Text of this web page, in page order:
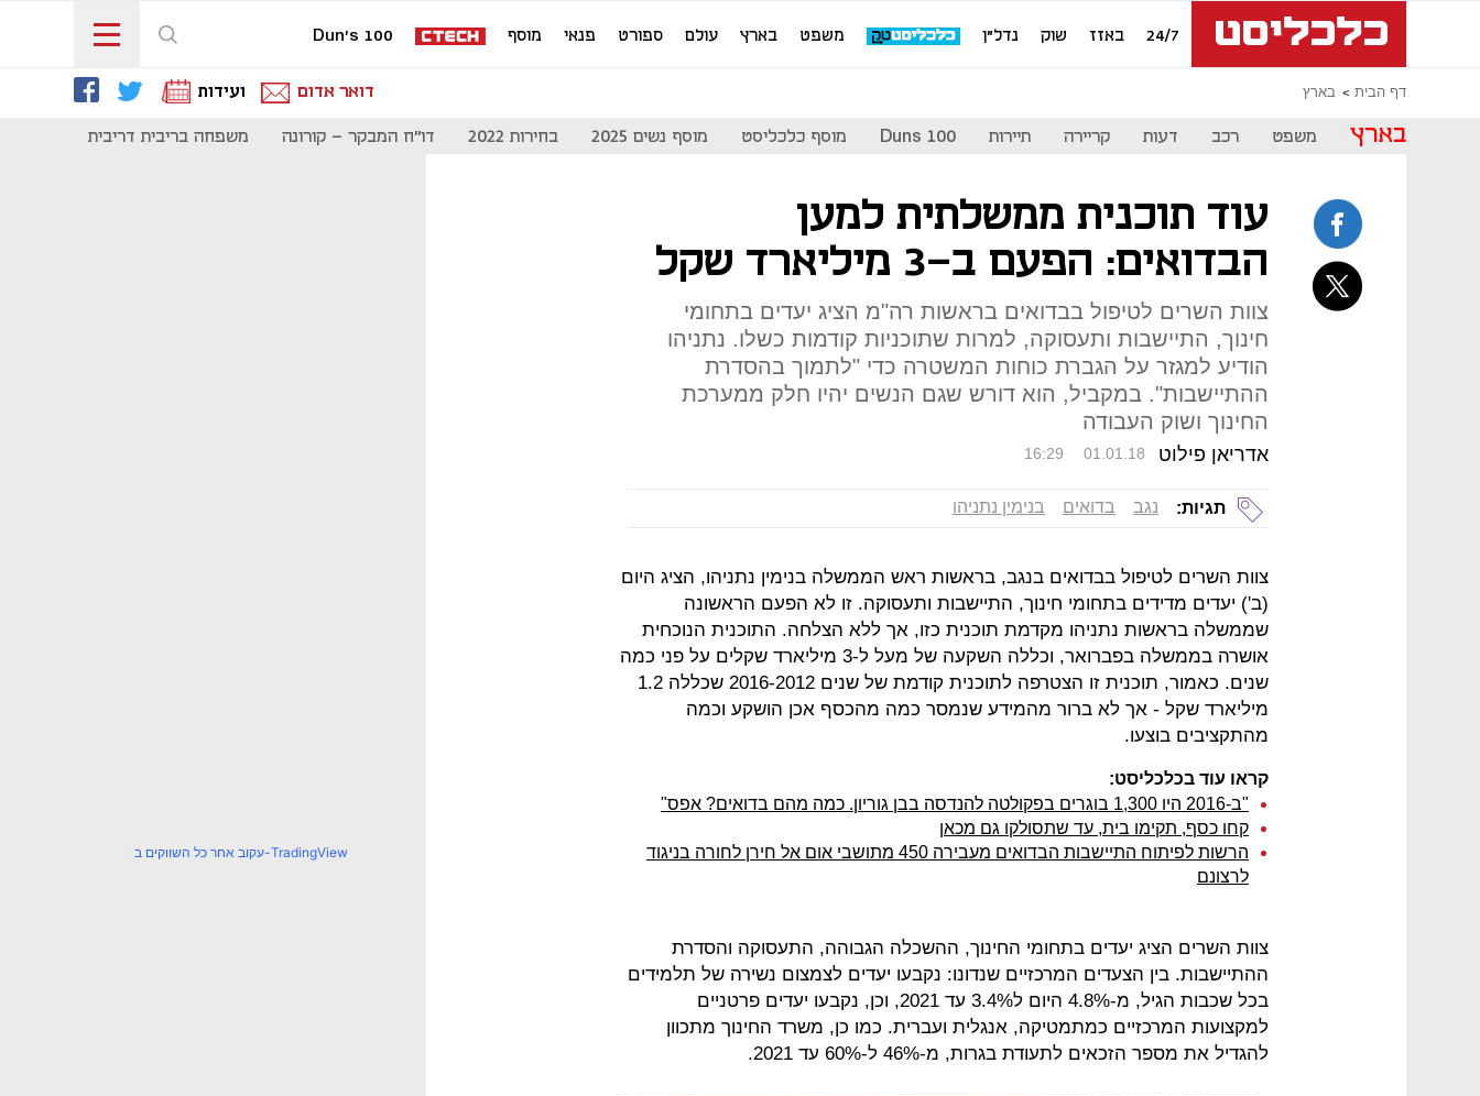
24/7 באזז שוק נדל"ן משפט בארץ עולם ספורט פנאי מוסף Dun's 100
דף הבית בארץ דואר אדום ועידות
בארץ משפט רכב דעות קריירה תיירות Duns 100 מוסף כלכליסט מוסף נשים 2025 בחירות 2022 דו"ח המבקר - קורונה משפחה בריבית דריבית
עוד תוכנית ממשלתית למען
הבדואים: הפעם ב-3 מיליארד שקל
צוות השרים לטיפול בבדואים בראשות רה"מ הציג יעדים בתחומי
חינוך, התיישבות ותעסוקה, למרות שתוכניות קודמות כשלו. נתניהו
הודיע למגזר על הגברת כוחות המשטרה כדי "לתמוך בהסדרת
ההתיישבות". במקביל, הוא דורש שגם הנשים יהיו חלק ממערכת
החינוך ושוק העבודה
אדריאן פילוט 16:29 01.01.18
תגיות: נגב בדואים בנימין נתניהו
צוות השרים לטיפול בבדואים בנגב, בראשות ראש הממשלה בנימין נתניהו, הציג היום
(ב') יעדים מדידים בתחומי חינוך, התיישבות ותעסוקה. זו לא הפעם הראשונה
שממשלה בראשות נתניהו מקדמת תוכנית כזו, אך ללא הצלחה. התוכנית הנוכחית
אושרה בממשלה בפברואר, וכללה השקעה של מעל ל-3 מיליארד שקלים על פני כמה
שנים. כאמור, תוכנית זו הצטרפה לתוכנית קודמת של שנים 2016-2012 שכללה 1.2
מיליארד שקל - אך לא ברור מהמידע שנמסר כמה מהכסף אכן הושקע וכמה
מהתקציבים בוצעו.
קראו עוד בכלכליסט:
"ב-2016 היו 1,300 בוגרים בפקולטה להנדסה בבן גוריון. כמה מהם בדואים? אפס"
קחו כסף, תקימו בית, עד שתסולקו גם מכאן
הרשות לפיתוח התיישבות הבדואים מעבירה 450 מתושבי אום אל חירן לחורה בניגוד
לרצונם
צוות השרים הציג יעדים בתחומי החינוך, ההשכלה הגבוהה, התעסוקה והסדרת
ההתיישבות. בין הצעדים המרכזיים שנדונו: נקבעו יעדים לצמצום נשירה של תלמידים
בכל שכבות הגיל, מ-4.8% היום ל3.4% עד 2021, וכן, נקבעו יעדים פרטניים
למקצועות המרכזיים כמתמטיקה, אנגלית ועברית. כמו כן, משרד החינוך מתכוון
להגדיל את מספר הזכאים לתעודת בגרות, מ-46% ל-60% עד 2021.
עקוב אחר כל השווקים ב-TradingView